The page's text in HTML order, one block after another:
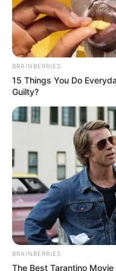
Ráadásul a friss
februári kifizetés
már sem a 13., sem
ki a
BRAINBERRIES
15 Things You Do
Guilty?
BRAINBERRIES
The Best Tarantino Movie